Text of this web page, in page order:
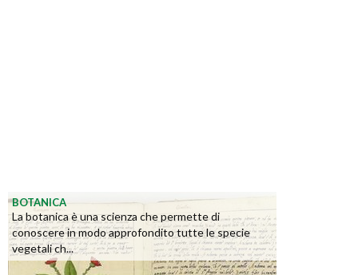
BOTANICA
La botanica è una scienza che permette di
conoscere in modo approfondito tutte le specie
vegetali ch...